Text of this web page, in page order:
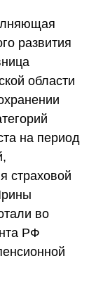
развития
области
на период
страховой
во
РФ